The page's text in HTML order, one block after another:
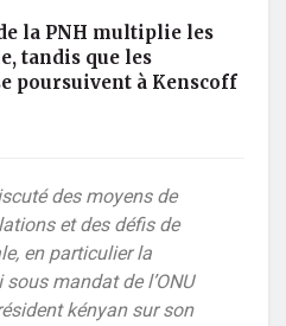
la PNH multiplie les
tandis que les
poursuivent à Kenscoff
des moyens de
et des défis de
en particulier la
mandat de l’ONU
kényan sur son